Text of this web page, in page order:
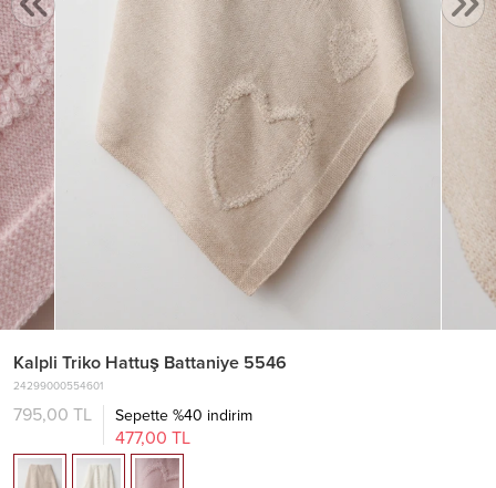
Kalpli Triko Hattuş Battaniye 5546
24299000554601
795,00 TL Sepette %40 indirim
477,00 TL